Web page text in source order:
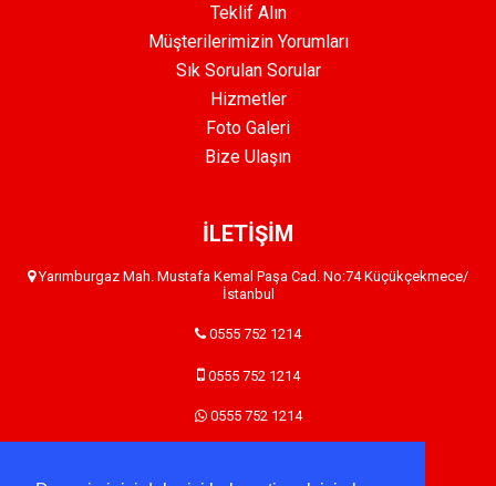
Teklif Alın
Müşterilerimizin Yorumları
Sık Sorulan Sorular
Hizmetler
Foto Galeri
Bize Ulaşın
İLETİŞİM
Yarımburgaz Mah. Mustafa Kemal Paşa Cad. No:74 Küçükçekmece/
İstanbul
0555 752 1214
0555 752 1214
0555 752 1214